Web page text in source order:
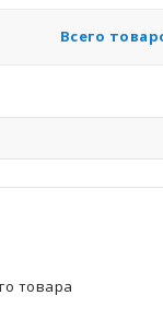
Всего
товара